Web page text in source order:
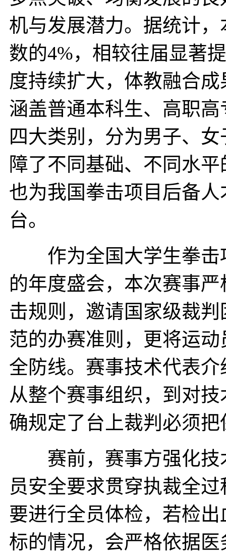
机与发展潜力。据统计
数的4%，相较往届显著
度持续扩大，体教融合
涵盖普通本科生、高职
四大类别，分为男子、
障了不同基础、不同水
也为我国拳击项目后备
台。
作为全国大学生拳击
的年度盛会，本次赛事
击规则，邀请国家级裁
范的办赛准则，更将运
全防线。赛事技术代表
从整个赛事组织，到对
确规定了台上裁判必须
赛前，赛事方强化技
员安全要求贯穿执裁全
要进行全员体检，若检
标的情况，会严格依据